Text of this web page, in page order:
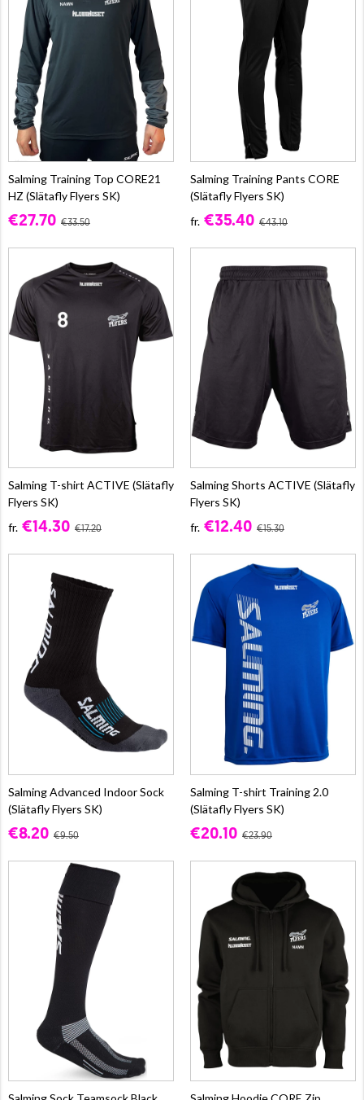
Salming Training Top CORE21
HZ (Slätafly Flyers SK)
€27.70 €33.50
Salming Training Pants CORE
(Slätafly Flyers SK)
fr. €35.40 €43.10
Salming T-shirt ACTIVE (Slätafly
Flyers SK)
fr. €14.30 €17.20
Salming Shorts ACTIVE (Slätafly
Flyers SK)
fr. €12.40 €15.30
Salming Advanced Indoor Sock
(Slätafly Flyers SK)
€8.20 €9.50
Salming T-shirt Training 2.0
(Slätafly Flyers SK)
€20.10 €23.90